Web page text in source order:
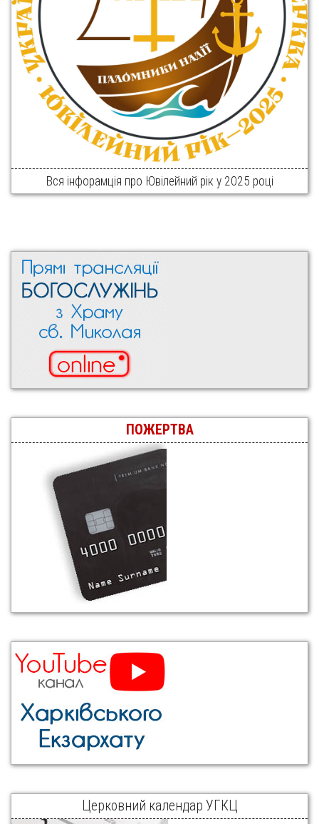
Вся інфорамція про Ювілейний рік у 2025 році
ПОЖЕРТВА
Церковний календар УГКЦ